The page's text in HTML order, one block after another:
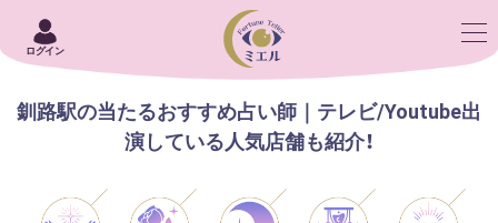
ログイン
釧路駅の当たるおすすめ占い師｜テレビ/Youtube出
演している人気店舗も紹介！